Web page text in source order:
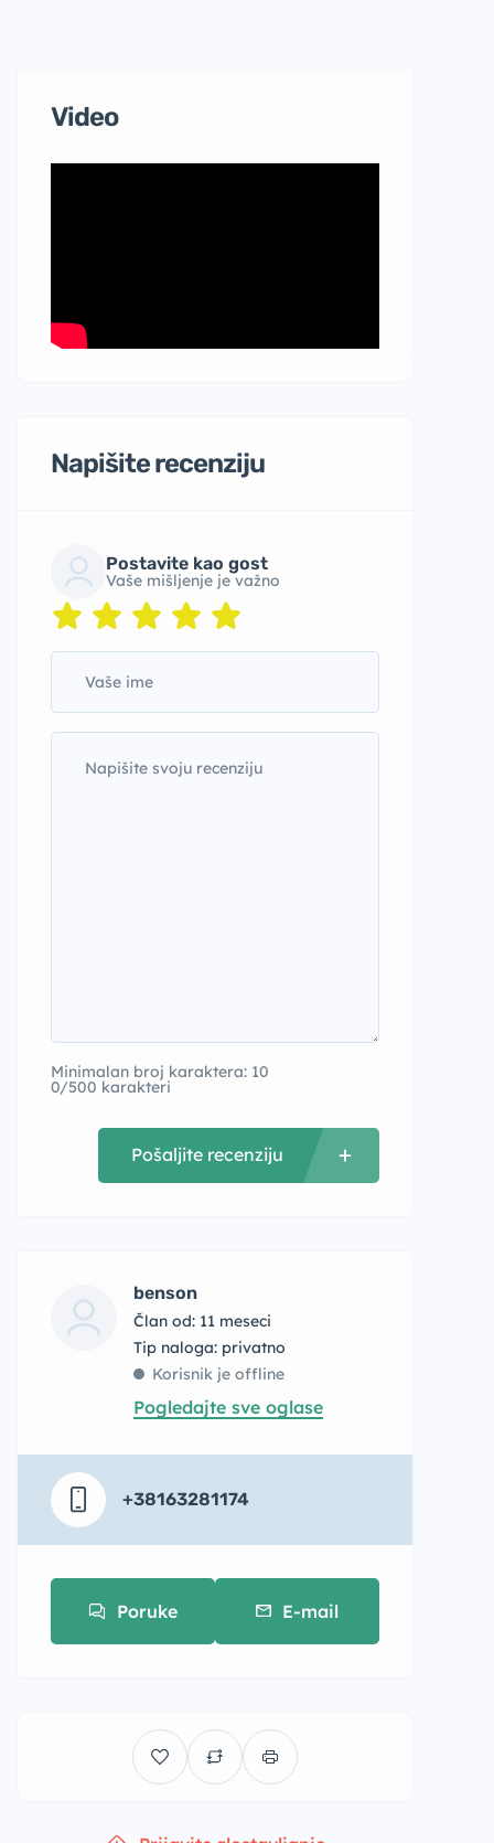
Video
Napišite recenziju
Postavite kao gost
Vaše mišljenje je važno
Minimalan broj karaktera: 10
0/500 karakteri
Pošaljite recenziju
benson
Član od: 11 meseci
tip naloga: privatno
Korisnik je offline
Pogledajte sve oglase
+38163281174
Poruke E-mail